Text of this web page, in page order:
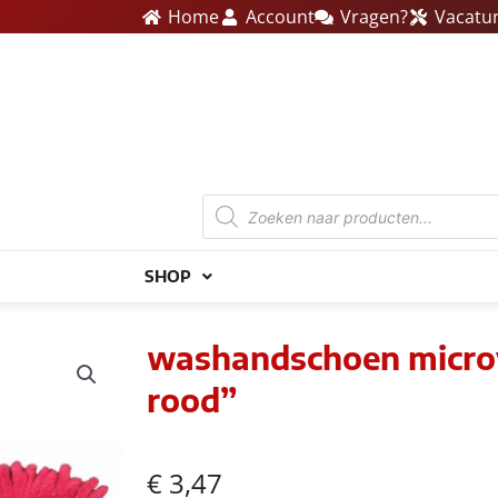
Home Account Vragen?
Producten
zoeken
SHOP
washandschoen
rood”
€ 3,47